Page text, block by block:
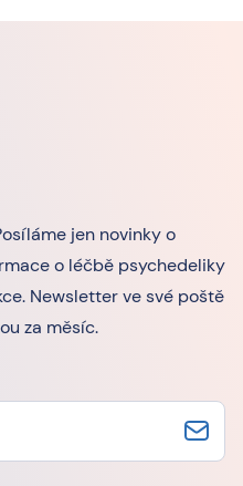
jen novinky o
o léčbě psychedeliky
Newsletter ve své poště
za měsíc.